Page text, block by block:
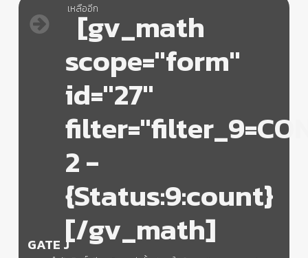
เหลืออีก
[gv_math
scope="form"
id="27"
2 -
{Status:9:count}
[/gv_math]
GATE J